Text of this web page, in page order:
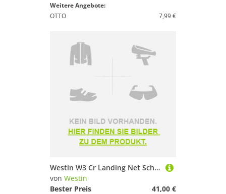
Weitere Angebote:
OTTO
7,99 €
Westin W3 Cr Landing Net Schwarz S
von Westin
Bester Preis
41,00 €